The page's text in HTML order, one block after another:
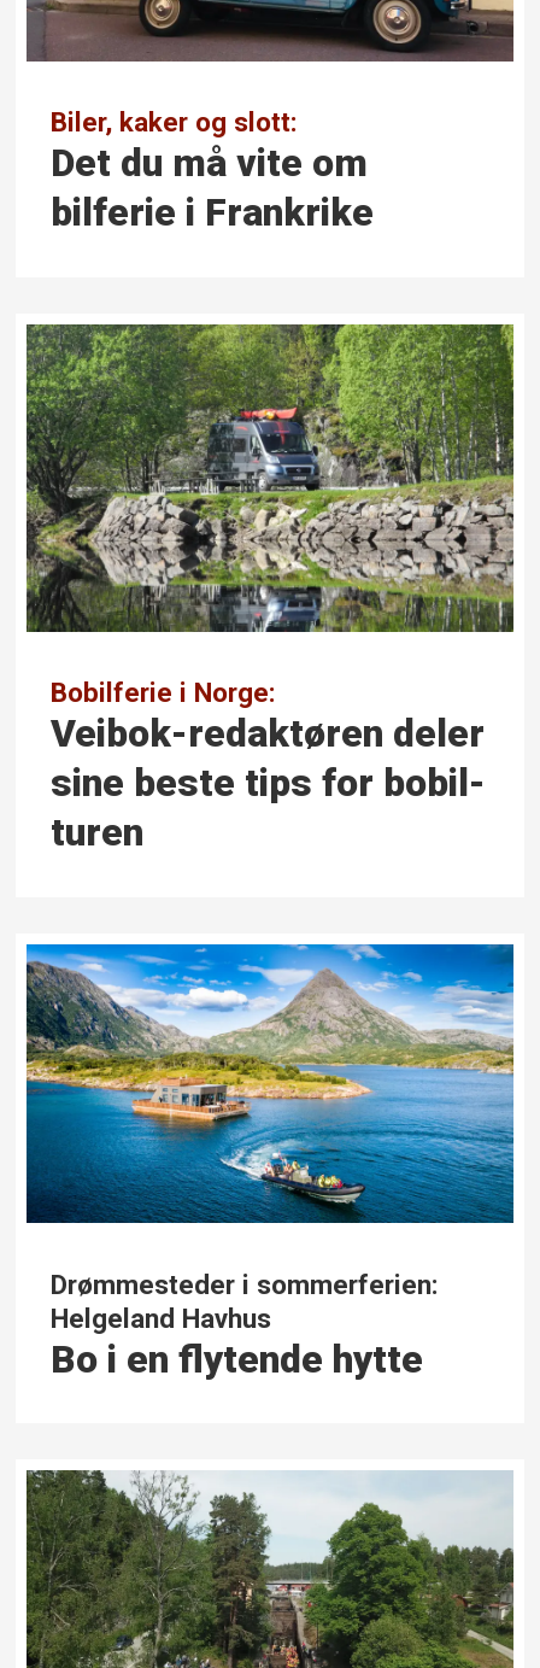
Biler, kaker og slott:
Det du må vite om
bilferie i Frankrike
Bobilferie i Norge:
Veibok-redaktøren deler
sine beste tips for bobil-
turen
Drømmesteder i sommerferien:
Helgeland Havhus
Bo i en flytende hytte